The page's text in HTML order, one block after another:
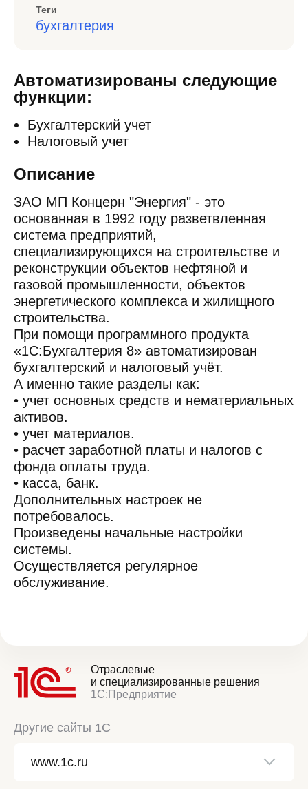
Теги
бухгалтерия
Автоматизированы следующие
функции:
Бухгалтерский учет
Налоговый учет
Описание
ЗАО МП Концерн "Энергия" - это
основанная в 1992 году разветвленная
система предприятий,
специализирующихся на строительстве и
реконструкции объектов нефтяной и
газовой промышленности, объектов
энергетического комплекса и жилищного
строительства.
При помощи программного продукта
«1С:Бухгалтерия 8» автоматизирован
бухгалтерский и налоговый учёт.
А именно такие разделы как:
• учет основных средств и нематериальных
активов.
• учет материалов.
• расчет заработной платы и налогов с
фонда оплаты труда.
• касса, банк.
Дополнительных настроек не
потребовалось.
Произведены начальные настройки
системы.
Осуществляется регулярное
обслуживание.
Отраслевые
и специализированные решения
1С:Предприятие
Другие сайты 1С